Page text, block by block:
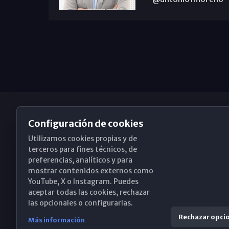
Obispado de Málaga
Santa María, 18-20. 29015 Málaga
(+34) 952 224 386
Configuración de cookies
Utilizamos cookies propias y de
terceros para fines técnicos, de
preferencias, analíticos y para
mostrar contenidos externos como
YouTube, X o Instagram. Puedes
aceptar todas las cookies, rechazar
las opcionales o configurarlas.
Más información Rechazar